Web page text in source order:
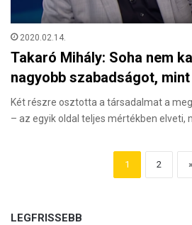
2020.02.14.
Takaró Mihály: Soha nem
nagyobb szabadságot,
Két részre osztotta a társadalmat a
– az egyik oldal teljes mértékben elveti,
1 2 »
LEGFRISSEBB